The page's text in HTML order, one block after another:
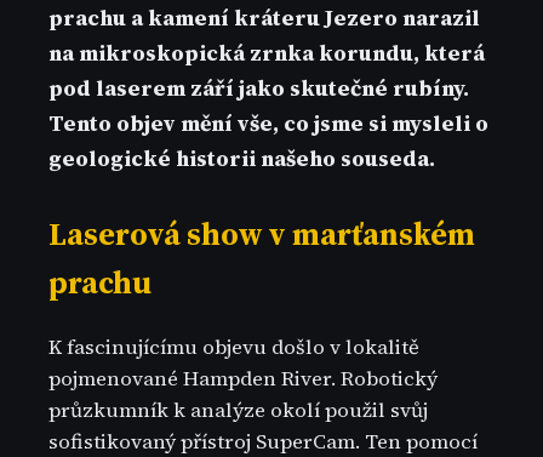
prachu a kamení kráteru Jezero narazil
na mikroskopická zrnka korundu, která
pod laserem září jako skutečné rubíny.
Tento objev mění vše, co jsme si mysleli o
geologické historii našeho souseda.
Laserová show v marťanském
prachu
K fascinujícímu objevu došlo v lokalitě
pojmenované Hampden River. Robotický
průzkumník k analýze okolí použil svůj
sofistikovaný přístroj SuperCam. Ten pomocí